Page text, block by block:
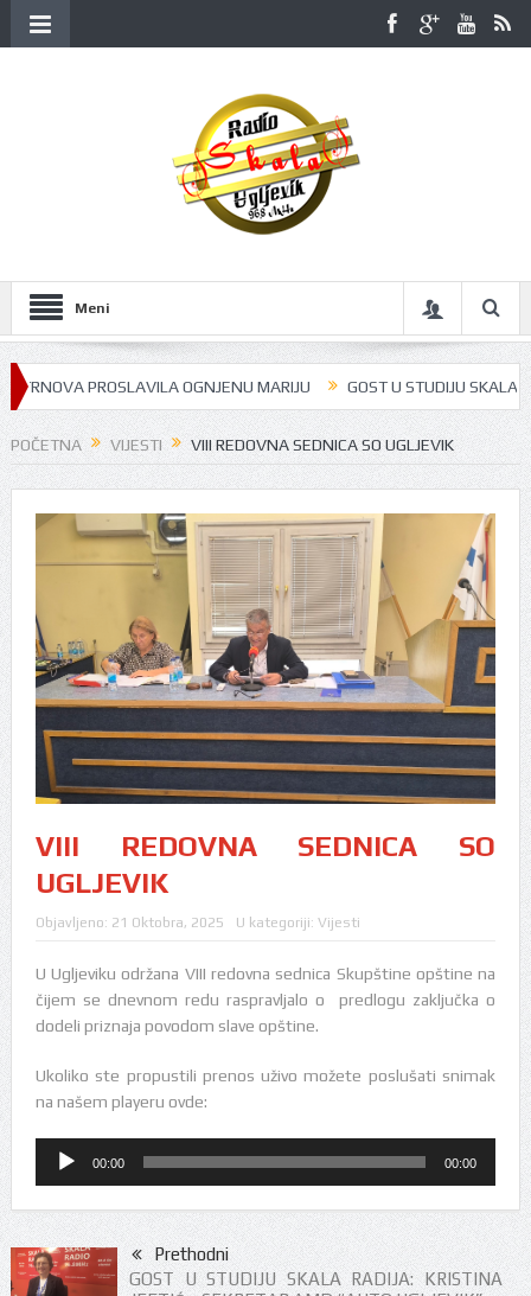
Meni
PROSLAVILA OGNJENU MARIJU GOST U STUDIJU SKALA
POČETNA VIJESTI VIII REDOVNA SEDNICA SO UGLJEVIK
VIII REDOVNA SEDNICA SO
UGLJEVIK
Objavljeno: 21 Oktobra, 2025 U kategoriji: Vijesti
U Ugljeviku održana VIII redovna sednica Skupštine opštine na
čijem se dnevnom redu raspravljalo o predlogu zaključka o
dodeli priznaja povodom slave opštine.
Ukoliko ste propustili prenos uživo možete poslušati snimak
na našem playeru ovde:
Audio
Player
00:00 00:00
Prethodni
GOST U STUDIJU SKALA RADIJA: KRISTINA